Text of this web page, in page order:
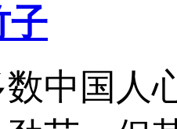
子
中国人